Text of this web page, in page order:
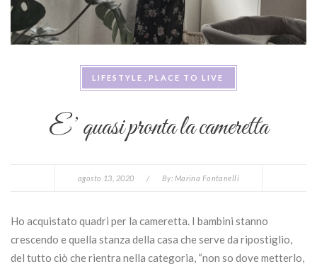
LIFESTYLE PLACE TO LIVE
E’ quasi pronta la cameretta
agosto 13, 2020 / By: Marina Fontanelli
Ho acquistato quadri per la cameretta. I bambini stanno
crescendo e quella stanza della casa che serve da ripostiglio,
del tutto ciò che rientra nella categoria, “non so dove metterlo,